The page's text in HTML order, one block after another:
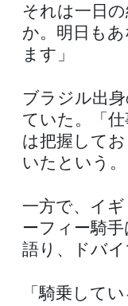
それは一日
か。明日も
ます」
ブラジル出
ていた。「
は把握して
いたという。
一方で、イ
ーフィー騎
語り、ドバ
「騎乗して